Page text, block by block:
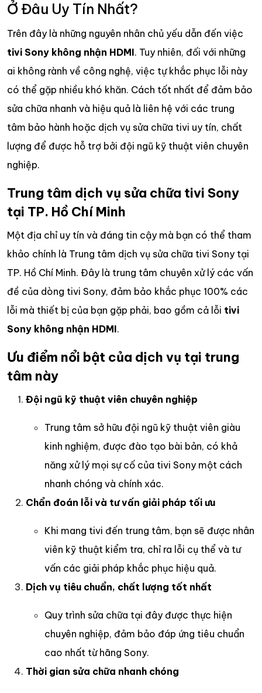
Ở Đâu Uy Tín Nhất?
Trên đây là những nguyên nhân chủ yếu dẫn đến việc
tivi Sony không nhận HDMI. Tuy nhiên, đối với những
ai không rành về công nghệ, việc tự khắc phục lỗi này
có thể gặp nhiều khó khăn. Cách tốt nhất để đảm bảo
sửa chữa nhanh và hiệu quả là liên hệ với các trung
tâm bảo hành hoặc dịch vụ sửa chữa tivi uy tín, chất
lượng để được hỗ trợ bởi đội ngũ kỹ thuật viên chuyên
nghiệp.
Trung tâm dịch vụ sửa chữa tivi Sony
tại TP. Hồ Chí Minh
Một địa chỉ uy tín và đáng tin cậy mà bạn có thể tham
khảo chính là Trung tâm dịch vụ sửa chữa tivi Sony tại
TP. Hồ Chí Minh. Đây là trung tâm chuyên xử lý các vấn
đề của dòng tivi Sony, đảm bảo khắc phục 100% các
lỗi mà thiết bị của bạn gặp phải, bao gồm cả lỗi tivi
Sony không nhận HDMI.
Ưu điểm nổi bật của dịch vụ tại trung
tâm này
Đội ngũ kỹ thuật viên chuyên nghiệp
Trung tâm sở hữu đội ngũ kỹ thuật viên giàu
kinh nghiệm, được đào tạo bài bản, có khả
năng xử lý mọi sự cố của tivi Sony một cách
nhanh chóng và chính xác.
Chẩn đoán lỗi và tư vấn giải pháp tối ưu
Khi mang tivi đến trung tâm, bạn sẽ được nhân
viên kỹ thuật kiểm tra, chỉ ra lỗi cụ thể và tư
vấn các giải pháp khắc phục hiệu quả.
Dịch vụ tiêu chuẩn, chất lượng tốt nhất
Quy trình sửa chữa tại đây được thực hiện
chuyên nghiệp, đảm bảo đáp ứng tiêu chuẩn
cao nhất từ hãng Sony.
Thời gian sửa chữa nhanh chóng